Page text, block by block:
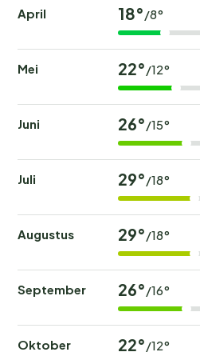
April 18° /8°
Mei 22° /12°
Juni 26° /15°
Juli 29° /18°
Augustus 29° /18°
September 26° /16°
Oktober 22° /12°